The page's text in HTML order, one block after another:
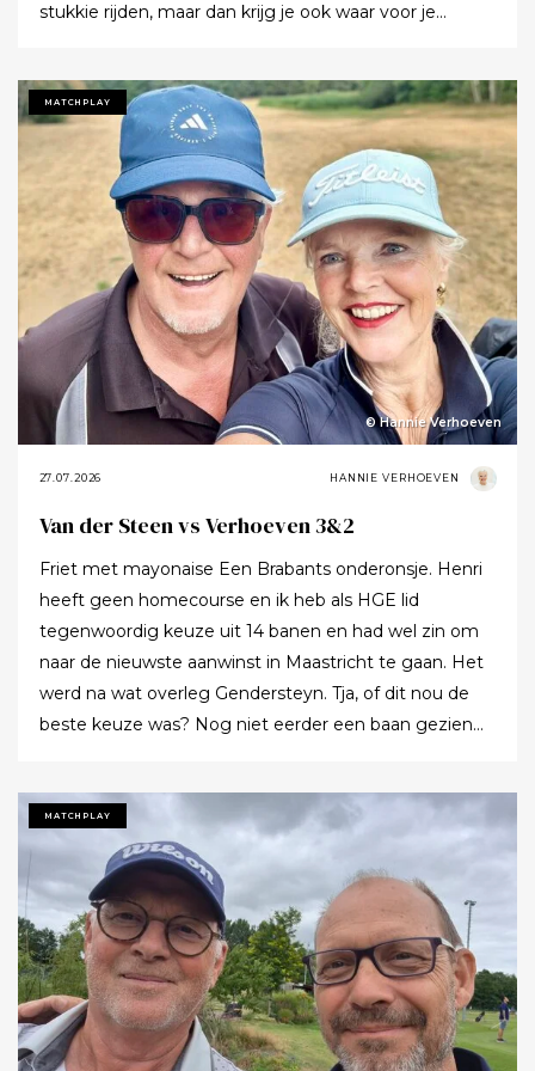
stukkie rijden, maar dan krijg je ook waar voor je
Tot ik uiteindelijk aankondigde dat ik het nu echt niet
meer ging zeggen.
MATCHPLAY
© Hannie Verhoeven
27.07.2026 HANNIE VERHOEVEN
Van der Steen vs Verhoeven 3&2
Friet met mayonaise Een Brabants onderonsje. Henri
heeft geen homecourse en ik heb als HGE lid
tegenwoordig keuze uit 14 banen en had wel zin om
naar de nieuwste aanwinst in Maastricht te gaan. Het
werd na wat overleg Gendersteyn. Tja, of dit nou de
beste keuze was? Nog niet eerder een baan gezien
voor meer banen? Ze hebben echt hun best gedaan
om de afslagplaatsen en de greens groen te houden
maar dat leverde weer allerlei andere problemen op (
oa drassigheid rondom en op de greens ) dus
uitdaging volop! Ik denk dat buiten ons iedereen op de
hoogte was : wij waren de enige spelers in de baan!!!
Voor we echt van start gingen nog allebei de
handicaptabellen goed bestudeerd : kijken of er met
een keuze van de juiste T-Box nog wat voordeel te
MATCHPLAY